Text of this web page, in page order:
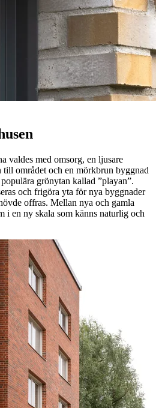
valdes med omsorg, en ljusare
området och en mörkbrun byggnad
grönytan kallad ”playan”.
och frigöra yta för nya byggnader
offras. Mellan nya och gamla
i en ny skala som känns naturlig och